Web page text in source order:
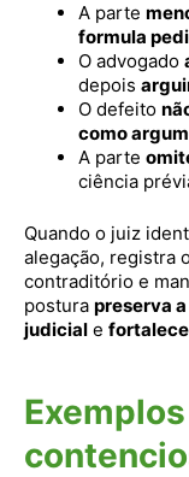
A parte
formula
O advogado
depois
O defeito
como
A parte
ciência
Quando o juiz
alegação, registra
contraditório e
postura preserva
judicial e